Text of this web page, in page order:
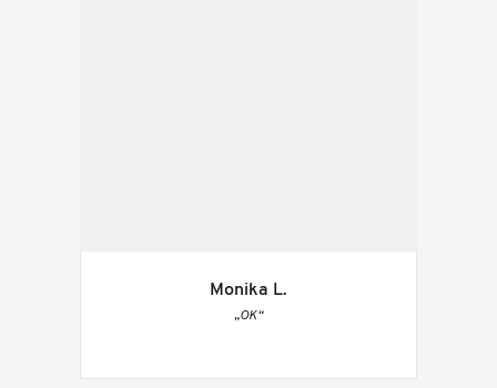
Monika L.
„OK“